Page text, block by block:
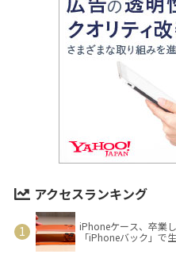
アクセスランキング
iPhoneケース、卒業
「iPhoneバック」で